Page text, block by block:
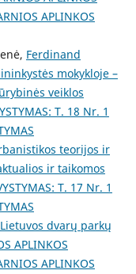
APLINKOS
Ferdinand
mokykloje –
veiklos
T. 18 Nr. 1
teorijos ir
ir taikomos
T. 17 Nr. 1
dvarų parkų
APLINKOS
APLINKOS